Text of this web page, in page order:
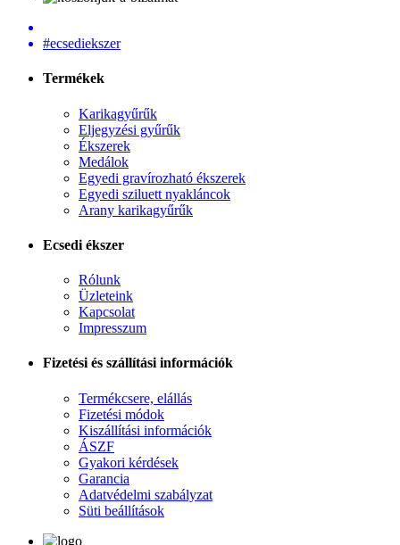
#ecsediekszer
Termékek
Karikagyűrűk
Eljegyzési gyűrűk
Ékszerek
Medálok
Egyedi gravírozható ékszerek
Egyedi sziluett nyakláncok
Arany karikagyűrűk
Ecsedi ékszer
Rólunk
Üzleteink
Kapcsolat
Impresszum
Fizetési és szállítási információk
Termékcsere, elállás
Fizetési módok
Kiszállítási információk
ÁSZF
Gyakori kérdések
Garancia
Adatvédelmi szabályzat
Süti beállítások